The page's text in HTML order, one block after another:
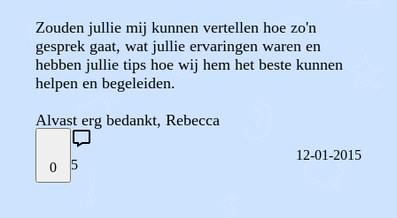
Zouden jullie mij kunnen vertellen hoe zo'n
gesprek gaat, wat jullie ervaringen waren en
hebben jullie tips hoe wij hem het beste kunnen
helpen en begeleiden.
Alvast erg bedankt, Rebecca
0 5
12-01-2015